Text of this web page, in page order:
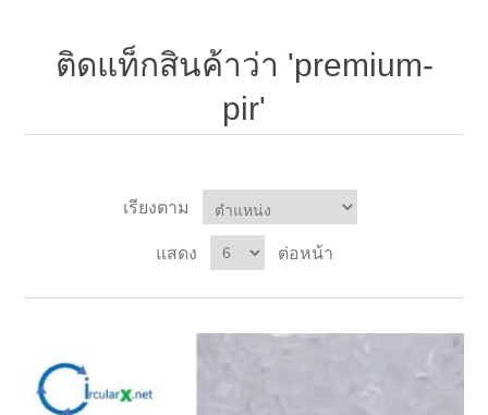
ติดแท็กสินค้าว่า 'premium-
pir'
เรียงตาม
แสดง ต่อหน้า